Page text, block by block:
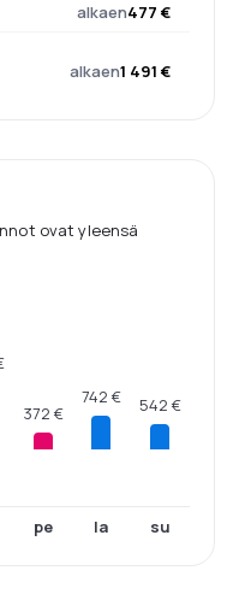
alkaen477 €
alkaen1 491 €
ovat yleensä
372 €
pe
742 €
la
542 €
su